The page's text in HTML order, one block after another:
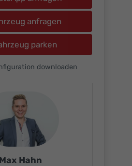
anfragen
parken
downloaden
Max Hahn